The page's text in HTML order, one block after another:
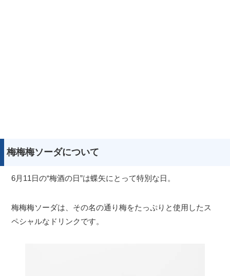
梅梅梅ソーダについて
6月11日の“梅酒の日”は蝶矢にとって特別な日。
梅梅梅ソーダは、その名の通り梅をたっぷりと使用したス
ペシャルなドリンクです。